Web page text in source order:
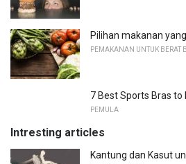
Pilihan makanan
PEMAKANAN UNTUK BERAT
7 Best Sports Bras to
PEMULA
Intresting articles
Kantung dan Kasut